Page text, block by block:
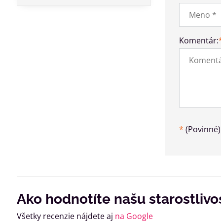
Komentár:
* (Povinné)
Ako hodnotíte našu
Všetky recenzie nájdete aj na Google